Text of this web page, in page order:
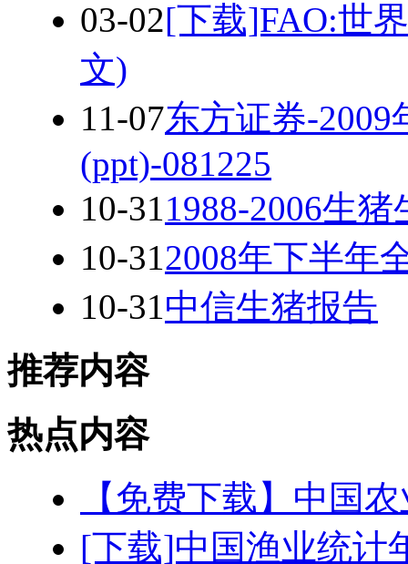
03-02[下载]FAO:世
文)
11-07东方证券-
(ppt)-081225
10-311988-2006生
10-312008年下半年
10-31中信生猪报告
推荐内容
热点内容
【免费下载】中国
[下载]中国渔业统计